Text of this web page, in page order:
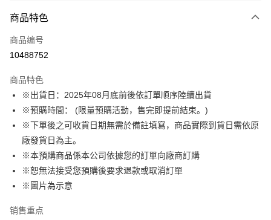
信用卡一次付款
超商取货付款
Apple Pay
悠遊付
Google Pay
ATM付款
货到付款
运送方式
商品特色
商品编号
10488752
商品特色
※出貨日：2025年08月底前後依訂單順序陸續出貨
※預購時間： (限量預購活動，售完即提前結束。)
※下單後之可收貨日期無需於備註填寫，商品實際到貨日需依原
廠發貨日為主。
※本預購商品係本公司依據您的訂單向廠商訂購
※恕無法接受您預購後要求退款或取消訂單
※圖片為示意
销售重点